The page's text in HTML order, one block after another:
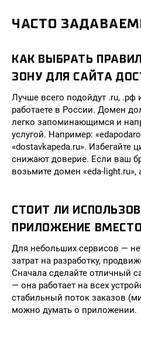
ЧАСТО
КАК ВЫБРАТЬ
ЗОНУ ДЛЯ САЙТА
Лучше всего подойдут .ru,
работаете в России. Домен
легко запоминающимся и
услугой. Например:
«dostavkapeda.ru».
снижают доверие. Если ваш
возьмите домен «eda-light.ru»,
СТОИТ ЛИ
ПРИЛОЖЕНИЕ
Для небольших сервисов —
затрат на разработку,
Сначала сделайте отличный
— она работает на всех
стабильный поток заказов
можно думать о приложении.